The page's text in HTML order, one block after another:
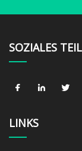
SOZIALES
LINKS